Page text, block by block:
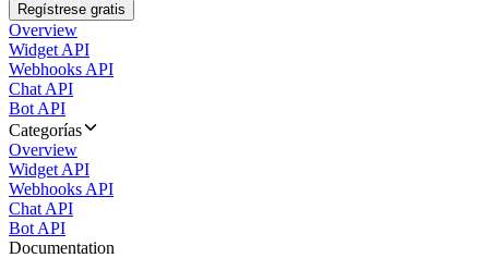
Regístrese gratis
Overview
Widget API
Webhooks API
Chat API
Bot API
Categorías
Overview
Widget API
Webhooks API
Chat API
Bot API
Documentation